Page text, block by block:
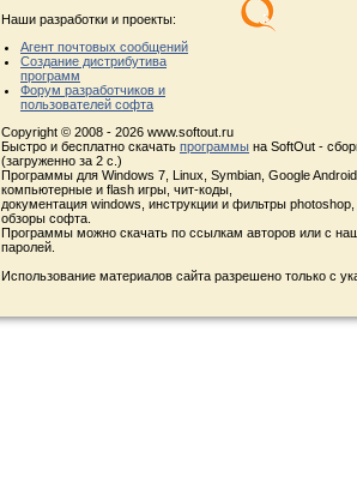
Наши разработки и проекты:
Агент почтовых сообщений
Создание дистрибутива
программ
Форум разработчиков и
пользователей софта
Copyright © 2008 - 2026 www.softout.ru
Быстро и бесплатно скачать программы на SoftOut -
(загруженно за 2 с.)
Программы для Windows 7, Linux, Symbian, Google
компьютерные и flash игры, чит-коды,
документация windows, инструкции и фильтры
обзоры софта.
Программы можно скачать по ссылкам авторов или с
паролей.
Использование материалов сайта разрешено только с